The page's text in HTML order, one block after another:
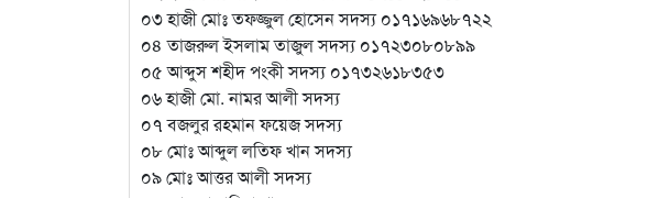
০৩ হাজী মোঃ তফজ্জুল হোসেন সদস্য ০১৭১৬৯৬৮৭২২
০৪ তাজরুল ইসলাম তাজুল সদস্য ০১৭২৩০৮০৮৯৯
০৫ আব্দুস শহীদ পংকী সদস্য ০১৭৩২৬১৮৩৫৩
০৬ হাজী মো. নামর আলী সদস্য
০৭ বজলুর রহমান ফয়েজ সদস্য
০৮ মোঃ আব্দুল লতিফ খান সদস্য
০৯ মোঃ আত্তর আলী সদস্য